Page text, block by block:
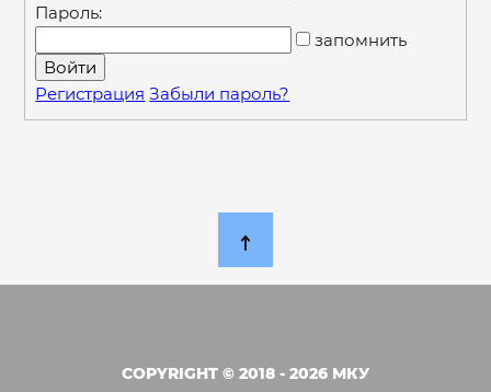
Пароль:
запомнить
Регистрация Забыли пароль?
COPYRIGHT © 2018 - 2026 МКУ